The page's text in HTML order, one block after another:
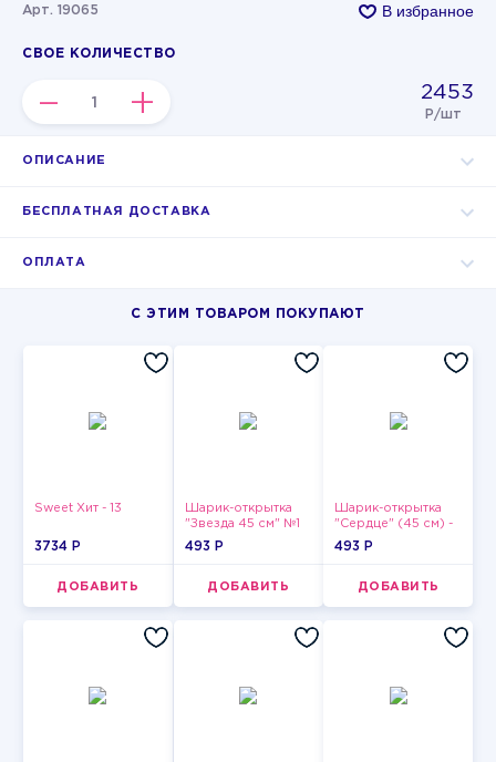
Арт. 19065 В избранное
СВОЕ КОЛИЧЕСТВО
– + 2453
Р/шт
ОПИСАНИЕ
БЕСПЛАТНАЯ ДОСТАВКА
ОПЛАТА
С ЭТИМ ТОВАРОМ ПОКУПАЮТ
Sweet Хит - 13
3734 P
ДОБАВИТЬ
Шарик-открытка
"Звезда 45 см" №1
493 P
ДОБАВИТЬ
Шарик-открытка
"Сердце" (45 см) -
2
493 P
ДОБАВИТЬ